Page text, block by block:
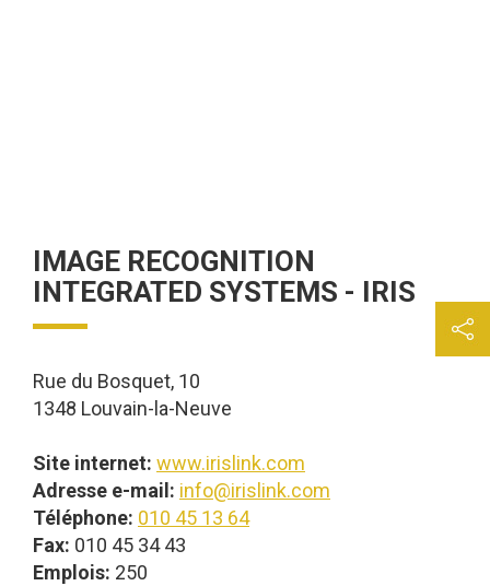
IMAGE RECOGNITION
INTEGRATED SYSTEMS - IRIS
Rue du Bosquet, 10
1348 Louvain-la-Neuve
Site internet: www.irislink.com
Adresse e-mail: info@irislink.com
Téléphone: 010 45 13 64
Fax: 010 45 34 43
Emplois: 250